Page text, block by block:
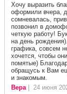
Хочу выразить
оформили вчера,
сомневалась,
позвонил в
четкую работу!
на день
графика, совсем
хочется, чтобы
помятые)
обращусь к Вам
и знакомым.
Вера| 24 июня